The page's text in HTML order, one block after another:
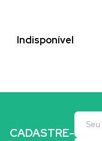
Indisponível
CADASTRE-